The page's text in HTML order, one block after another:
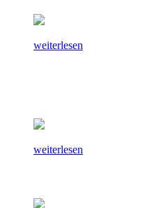
weiterlesen
weiterlesen